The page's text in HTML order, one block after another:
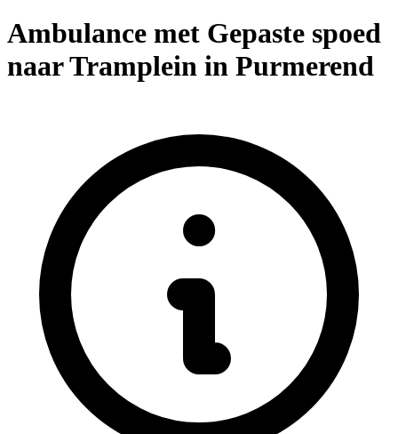
Ambulance met Gepaste spoed
naar Tramplein in Purmerend